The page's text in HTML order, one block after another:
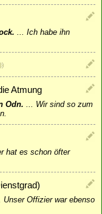
Ich habe ihn
Atmung
Odn.
Wir sind so zum
hat es schon öfter
Unser Offizier war ebenso